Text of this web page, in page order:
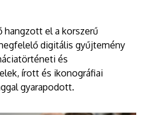
hangzott el a korszerű
digitális gyűjtemény
és
írott és ikonográfiai
gyarapodott.